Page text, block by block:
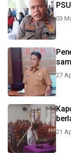
03
27
21